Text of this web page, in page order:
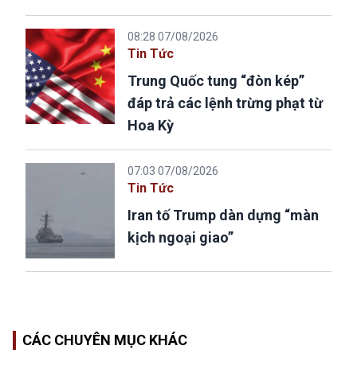
08:28 07/08/2026
Tin Tức
Trung Quốc tung “đòn kép”
đáp trả các lệnh trừng phạt từ
Hoa Kỳ
07:03 07/08/2026
Tin Tức
Iran tố Trump dàn dựng “màn
kịch ngoại giao”
CÁC CHUYÊN MỤC KHÁC